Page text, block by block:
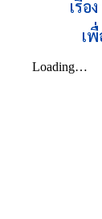
เรื่อ
เ